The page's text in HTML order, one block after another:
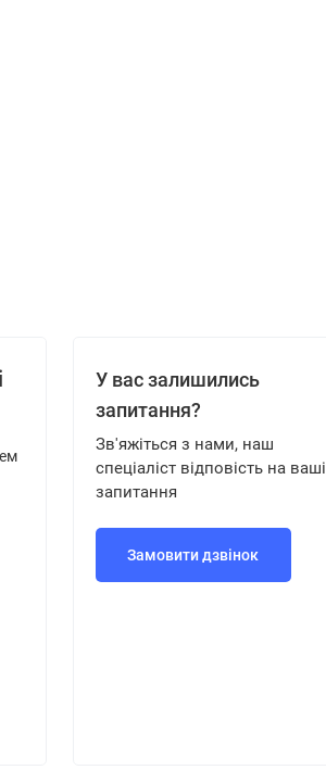
У вас залишились
запитання?
Зв'яжіться з нами, наш
спеціаліст відповість на ваші
запитання
Замовити дзвінок